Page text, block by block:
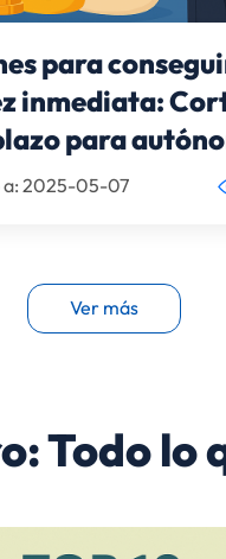
para
inmediata:
para
y particulares
a: 2025-05-07
Ver más
Todo lo